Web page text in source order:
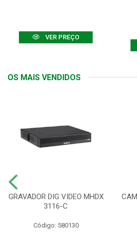
VER PREÇO
OS MAIS VENDIDOS
GRAVADOR DIG VIDEO MHDX
3116-C
Código: 580130